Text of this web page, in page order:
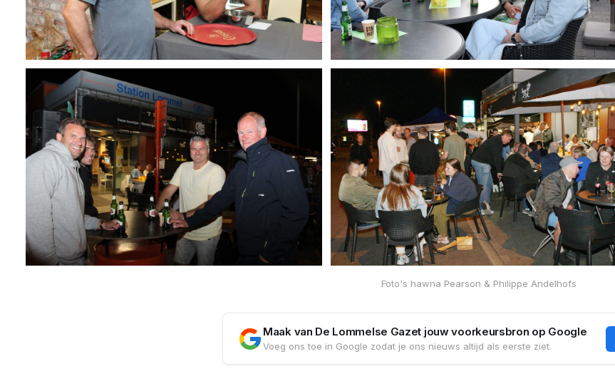
Foto's hawna Pearson & Philippe Andelhofs
Maak van De Lommelse Gazet jouw voorkeursbron op Google
Voeg ons toe in Google zodat je ons nieuws altijd als eerste ziet.